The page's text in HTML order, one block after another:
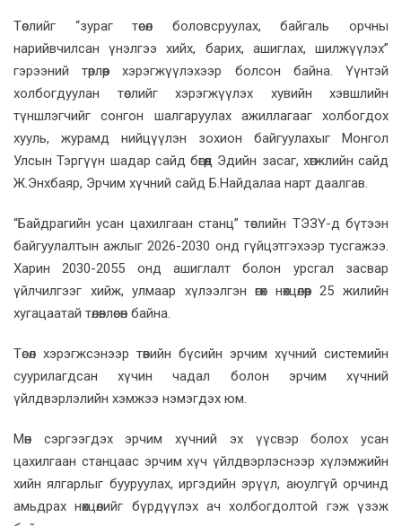
Төслийг “зураг төсөл боловсруулах, байгаль орчны
нарийвчилсан үнэлгээ хийх, барих, ашиглах, шилжүүлэх”
гэрээний төрлөөр хэрэгжүүлэхээр болсон байна. Үүнтэй
холбогдуулан төслийг хэрэгжүүлэх хувийн хэвшлийн
түншлэгчийг сонгон шалгаруулах ажиллагааг холбогдох
хууль, журамд нийцүүлэн зохион байгуулахыг Монгол
Улсын Тэргүүн шадар сайд бөгөөд Эдийн засаг, хөгжлийн сайд
Ж.Энхбаяр, Эрчим хүчний сайд Б.Найдалаа нарт даалгав.
“Байдрагийн усан цахилгаан станц” төслийн ТЭЗҮ-д бүтээн
байгуулалтын ажлыг 2026-2030 онд гүйцэтгэхээр тусгажээ.
Харин 2030-2055 онд ашиглалт болон урсгал засвар
үйлчилгээг хийж, улмаар хүлээлгэн өгөх нөхцөлөөр 25 жилийн
хугацаатай төлөвлөсөн байна.
Төсөл хэрэгжсэнээр төвийн бүсийн эрчим хүчний системийн
суурилагдсан хүчин чадал болон эрчим хүчний
үйлдвэрлэлийн хэмжээ нэмэгдэх юм.
Мөн сэргээгдэх эрчим хүчний эх үүсвэр болох усан
цахилгаан станцаас эрчим хүч үйлдвэрлэснээр хүлэмжийн
хийн ялгарлыг бууруулах, иргэдийн эрүүл, аюулгүй орчинд
амьдрах нөхцөлийг бүрдүүлэх ач холбогдолтой гэж үзэж